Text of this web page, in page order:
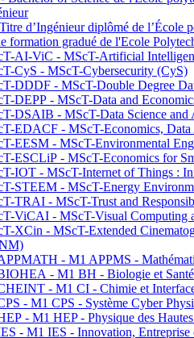
d’Ingénieur diplômé de l’École
formation gradué de l'Ecole
AI-ViC - MScT-Artificial
CyS - MScT-Cybersecurity (CyS)
DDDF - MScT-Double Degree
DEPP - MScT-Data and
DSAIB - MScT-Data Science and
EDACF - MScT-Economics, Data
EESM - MScT-Environmental
ESCLiP - MScT-Economics for
IOT - MScT-Internet of Things :
STEEM - MScT-Energy
TRAI - MScT-Trust and
ViCAI - MScT-Visual Computing
XCin - MScT-Extended
- M1 APPMS -
- M1 BH - Biologie et Santé
- M1 CI - Chimie et
- M1 CPS - Système Cyber
- M1 HEP - Physique des
- M1 IES - Innovation, Entreprise